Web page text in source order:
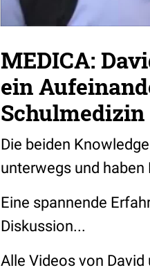
MEDICA:
ein
Schulmedizin
Die beiden
unterwegs und haben
Eine spannende
Diskussion...
Alle Videos von